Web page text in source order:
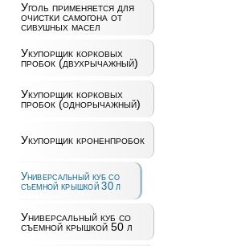
Уголь применяется для
очистки самогона от
сивушных масел
Укупорщик корковых
пробок (двухрычажный)
Укупорщик корковых
пробок (однорычажный)
Укупорщик кроненпробок
Универсальный куб со
съемной крышкой 30 л
Универсальный куб со
съемной крышкой 50 л